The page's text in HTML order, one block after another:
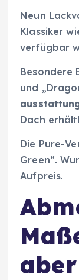
Neun
Klassiker
verfügbar
Besondere
und
Dach
Die Pure-
Green“.
Aufpreis.